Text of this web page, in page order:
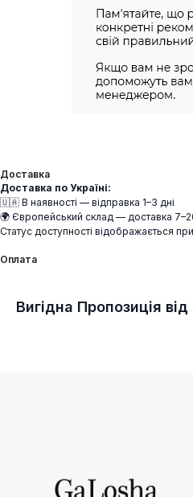
Доставка
Доставка по Україні:
🇺🇦 В наявності — відправка 1–3 дні
🌍 Європейський склад — доставка
Статус доступності відображається
Оплата
Вигідна Пропозиція